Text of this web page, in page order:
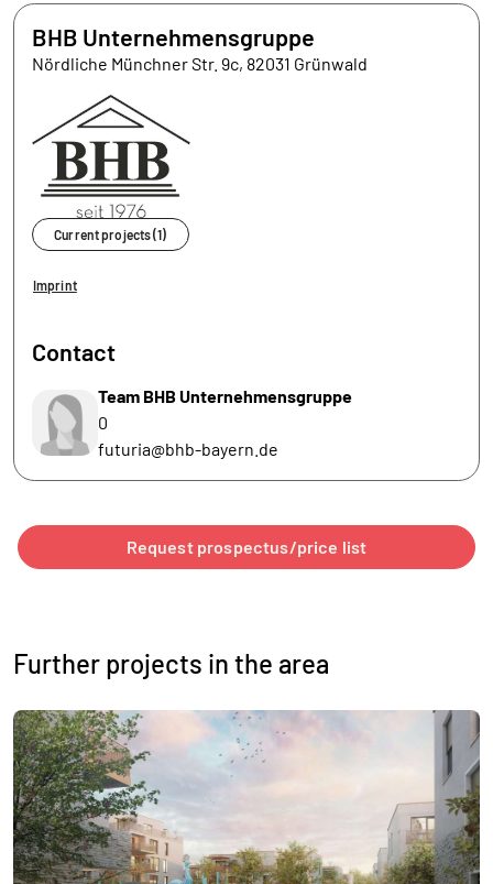
BHB Unternehmensgruppe
Nördliche Münchner Str. 9c, 82031 Grünwald
Current projects (1)
Imprint
Contact
Team BHB Unternehmensgruppe
0
futuria@bhb-bayern.de
Request prospectus/price list
Further projects in the area